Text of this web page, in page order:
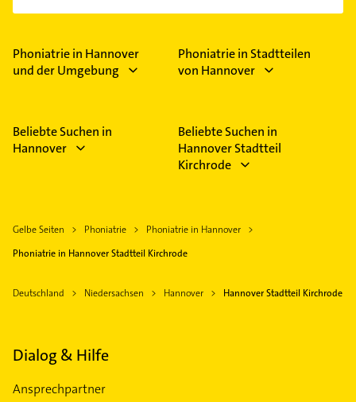
Phoniatrie in Hannover
und der Umgebung
Phoniatrie in Stadtteilen
von Hannover
Beliebte Suchen in
Hannover
Beliebte Suchen in
Hannover Stadtteil
Kirchrode
Gelbe Seiten Phoniatrie
Phoniatrie in Hannover
Phoniatrie in Hannover Stadtteil Kirchrode
Deutschland Niedersachsen Hannover Hannover Stadtteil Kirchrode
Dialog & Hilfe
Ansprechpartner